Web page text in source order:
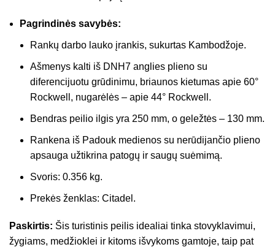
Pagrindinės savybės:
Rankų darbo lauko įrankis, sukurtas Kambodžoje.
Ašmenys kalti iš DNH7 anglies plieno su
diferencijuotu grūdinimu, briaunos kietumas apie 60°
Rockwell, nugarėlės – apie 44° Rockwell.
Bendras peilio ilgis yra 250 mm, o geležtės – 130 mm.
Rankena iš Padouk medienos su nerūdijančio plieno
apsauga užtikrina patogų ir saugų suėmimą.
Svoris: 0.356 kg.
Prekės ženklas: Citadel.
Paskirtis: Šis turistinis peilis idealiai tinka stovyklavimui,
žygiams, medžioklei ir kitoms išvykoms gamtoje, taip pat